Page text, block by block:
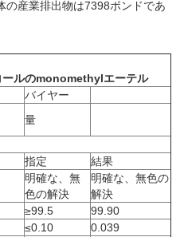
の産業排出物は7398ポンドであ
ールのmonomethylエーテル
バイヤー
量
指定
結果
明確な、無
色の解決
明確な、無色の
解決
≥99.5
99.90
≤0.10
0.039